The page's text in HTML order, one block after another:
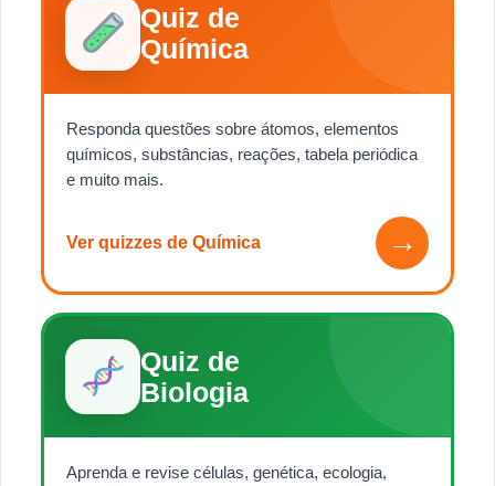
Quiz de
Química
Responda questões sobre átomos, elementos
químicos, substâncias, reações, tabela periódica
e muito mais.
Ver quizzes de Química →
Quiz de
Biologia
Aprenda e revise células, genética, ecologia,